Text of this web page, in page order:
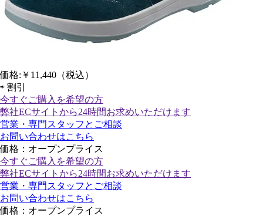
価格: ￥11,440 （税込）
⇨ 割引
今すぐご購入 を希望の方
弊社ECサイトから24時間お求めいただけます
営業・専門スタッフとご相談
お問い合わせはこちら
価格：オープンプライス
今すぐご購入 を希望の方
弊社ECサイトから24時間お求めいただけます
営業・専門スタッフとご相談
お問い合わせはこちら
価格：オープンプライス